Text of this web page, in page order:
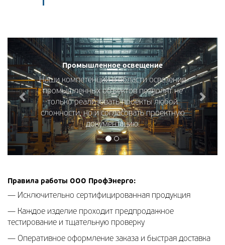
Промышленное освещение
Наши компетенции в области освезения
промышленных объектов позволят не
только реализовать проекты любой
сложности, но и согласовать проектную
документацию.
Правила работы ООО ПрофЭнерго:
— Исключительно сертифицированная продукция
— Каждое изделие проходит предпродажное
тестирование и тщательную проверку
— Оперативное оформление заказа и быстрая доставка